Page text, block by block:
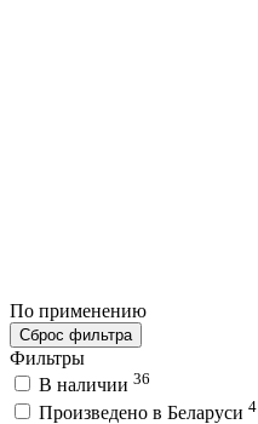
По применению
Сброс фильтра
Фильтры
В наличии 36
Произведено в Беларуси 4